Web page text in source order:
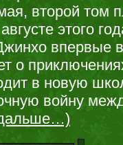
второй том
этого
впервые
о
в новую
войну